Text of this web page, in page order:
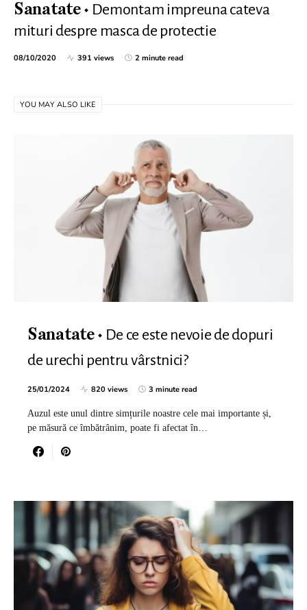
Sanatate
Demontam impreuna cateva
mituri despre masca de protectie
08/10/2020 391 views 2 minute read
YOU MAY ALSO LIKE
Sanatate
De ce este nevoie de dopuri
de urechi pentru vârstnici?
25/01/2024 820 views 3 minute read
Auzul este unul dintre simțurile noastre cele mai importante și,
pe măsură ce îmbătrânim, poate fi afectat în…